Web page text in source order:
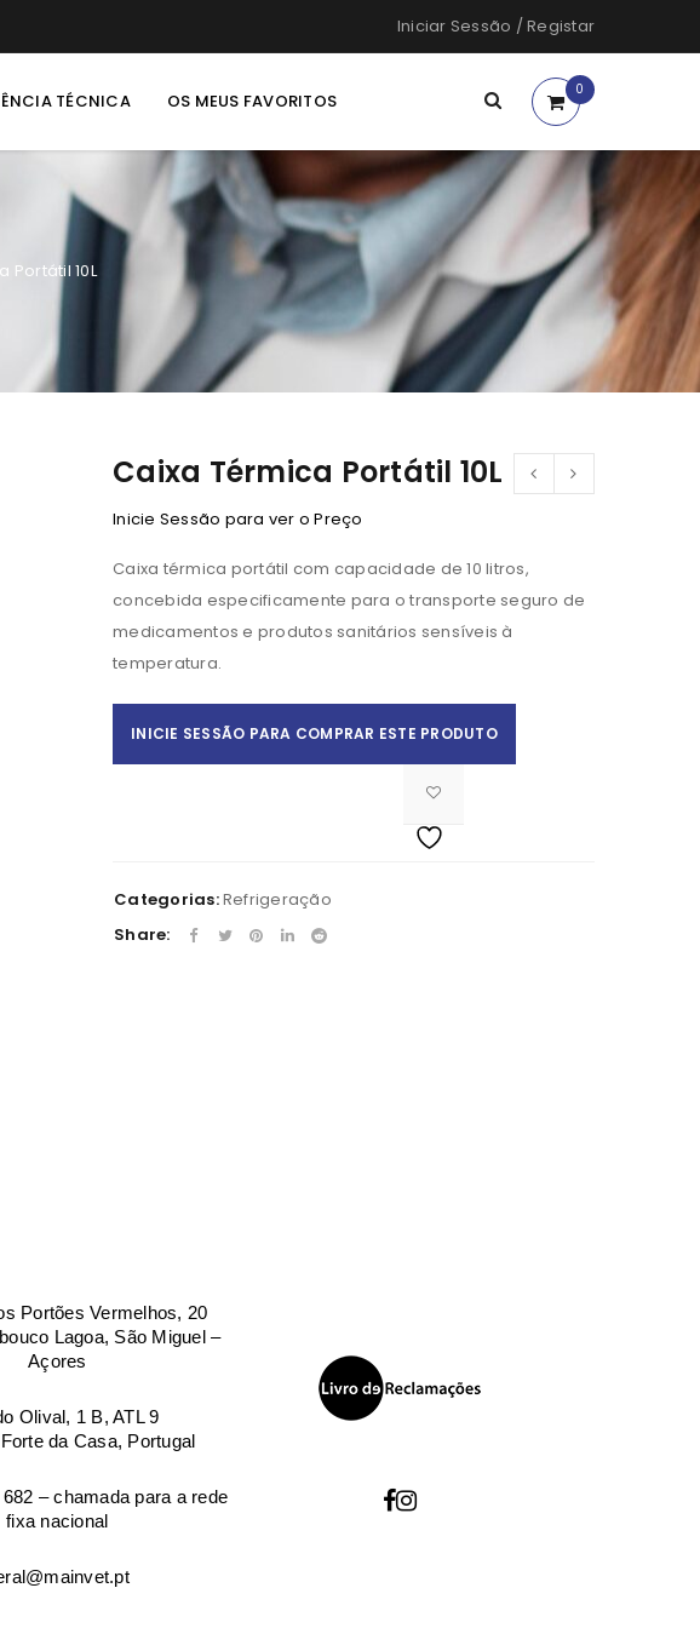
NOVA CONTA
facturação
Iniciar Sessão /Registar
TÉCNICA OS MEUS FAVORITOS
0
Portátil 10L
Caixa Térmica Portátil 10L
Inicie Sessão para ver o Preço
Caixa térmica portátil com capacidade de 10 litros,
concebida especificamente para o transporte seguro de
medicamentos e produtos sanitários sensíveis à
temperatura.
INICIE SESSÃO PARA COMPRAR ESTE PRODUTO
Categorias:Refrigeração
Share:
Portões Vermelhos, 20
Lagoa, São Miguel –
Açores
Olival, 1 B, ATL 9
da Casa, Portugal
– chamada para a rede
fixa nacional